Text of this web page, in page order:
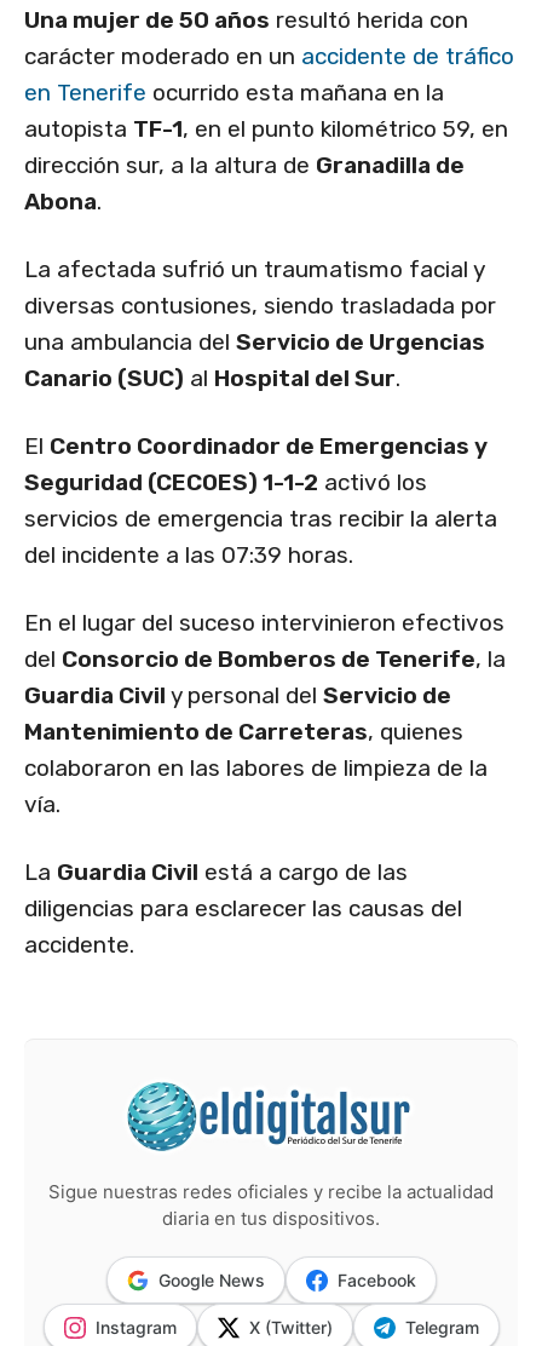
Una mujer de 50 años resultó herida con
carácter moderado en un accidente de tráfico
en Tenerife ocurrido esta mañana en la
autopista TF-1, en el punto kilométrico 59, en
dirección sur, a la altura de Granadilla de
Abona.
La afectada sufrió un traumatismo facial y
diversas contusiones, siendo trasladada por
una ambulancia del Servicio de Urgencias
Canario (SUC) al Hospital del Sur.
El Centro Coordinador de Emergencias y
Seguridad (CECOES) 1-1-2 activó los
servicios de emergencia tras recibir la alerta
del incidente a las 07:39 horas.
En el lugar del suceso intervinieron efectivos
del Consorcio de Bomberos de Tenerife, la
Guardia Civil y personal del Servicio de
Mantenimiento de Carreteras, quienes
colaboraron en las labores de limpieza de la
vía.
La Guardia Civil está a cargo de las
diligencias para esclarecer las causas del
accidente.
Sigue nuestras redes oficiales y recibe la actualidad
diaria en tus dispositivos.
Google News Facebook
Instagram X (Twitter) Telegram